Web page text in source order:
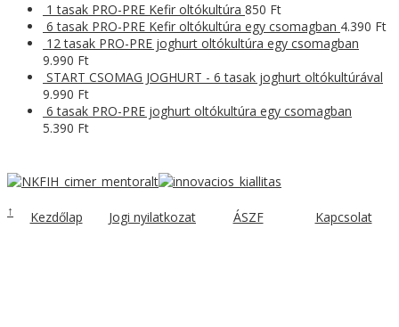
1 tasak PRO-PRE Kefir oltókultúra 850 Ft
6 tasak PRO-PRE Kefir oltókultúra egy csomagban 4.390 Ft
12 tasak PRO-PRE joghurt oltókultúra egy csomagban
9.990 Ft
START CSOMAG JOGHURT - 6 tasak joghurt oltókultúrával
9.990 Ft
6 tasak PRO-PRE joghurt oltókultúra egy csomagban
5.390 Ft
↑ Kezdőlap Jogi nyilatkozat ÁSZF Kapcsolat